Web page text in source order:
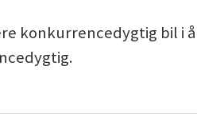
konkurrencedygtig bil i